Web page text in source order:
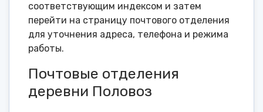
соответствующим индексом и затем
перейти на страницу почтового отделения
для уточнения адреса, телефона и режима
работы.
Почтовые отделения
деревни Половоз